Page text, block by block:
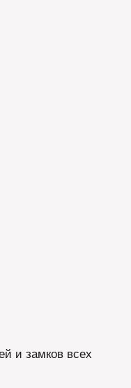
и замков всех